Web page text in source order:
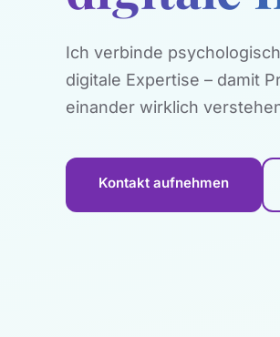
Ich verbinde
digitale Expertise – damit
einander wirklich
Kontakt aufnehmen